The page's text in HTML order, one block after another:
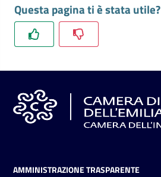
L'impresa
Prenotazioni
Pagamenti
Questa pagina ti è stata utile?
AMMINISTRAZIONE TRASPARENTE